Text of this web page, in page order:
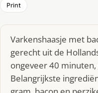
Print
Varkenshaasje met
gerecht uit de
ongeveer 40
Belangrijkste